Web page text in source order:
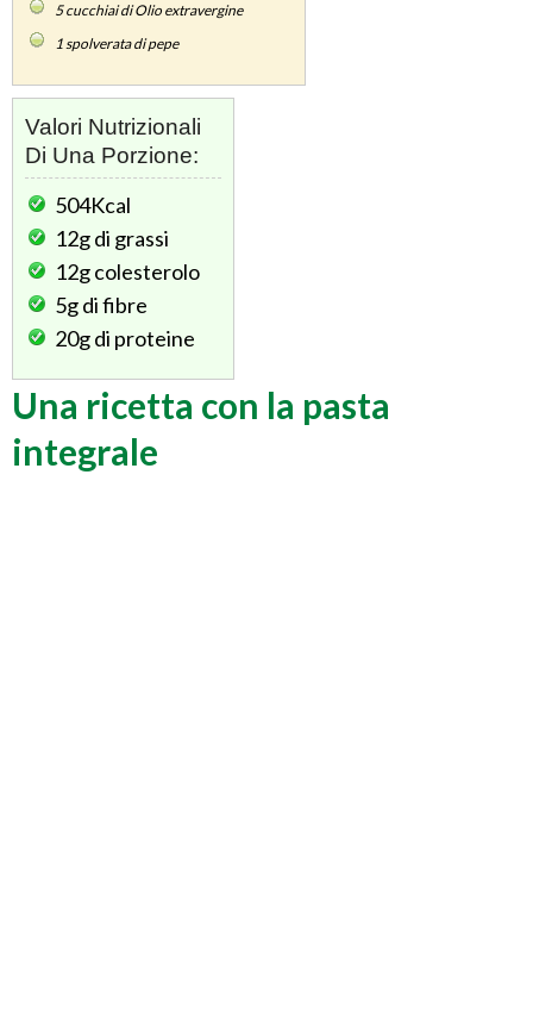
5cucchiai di Olio extravergine
1spolverata di pepe
Valori Nutrizionali
Di Una Porzione:
504Kcal
12gdi grassi
12gcolesterolo
5gdi fibre
20gdi proteine
Una ricetta con la pasta
integrale